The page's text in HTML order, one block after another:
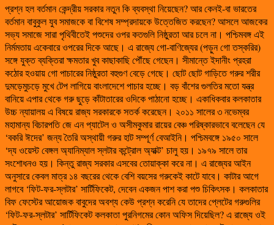
প্রশ্ন হল বর্তমান কেন্দ্রীয় সরকার নতুন কি ব্যবস্থা নিয়েছেন? আর কেনই-বা ভারতের
বর্তমান বাবুকুল যুব সমাজকে বা বিশেষ সম্প্রদায়কে উত্তেজিত করছেন? আসলে আজকের
সভ্য সমাজে সারা পৃথিবীতেই পশুদের ওপর কতগুলি নিষ্ঠুরতা আর চলে না। পশ্চিমবঙ্গ এই
নির্মমতায় একেবারে ওপরের দিকে আছে। এ রাজ্যে গো-বাণিজ্যের (পড়ুন গো তস্করির)
সঙ্গে যুক্ত ব্যক্তিরা ক্ষমতার খুব কাছাকাছি পৌঁছে গেছেন। সীমান্তে ইদানীং প্রহরা
কঠোর হওয়ায় গো পাচারের নিষ্ঠুরতা বহুগুণ বেড়ে গেছে। ছোট ছোট গাড়িতে গরুর শরীর
দুমড়েমুচড়ে মুখে টেপ লাগিয়ে বাংলাদেশে পাচার হচ্ছে। বড় বাঁশের গুলতির মতো যন্ত্র
বানিয়ে এপার থেকে গরু ছুড়ে কাঁটাতারের ওদিকে পাঠানো হচ্ছে। একাধিকবার কলকাতার
উচ্চ ন্যায়ালয় এ বিষয়ে রাজ্য সরকারকে সতর্ক করেছেন। ২০১১ সালের ৩ নভেম্বর
মহামান্য বিচারপতি জে এন প্যাটেল ও অসীমকুমার রায়ের বেঞ্চ পরিষ্কারভাবে বলেছেন যে
‘বকরি ঈদের’ জন্য তৈরি অস্থায়ী গরুর হাট সম্পূর্ণ বেআইনি। পশ্চিমবঙ্গে ১৯৫০ সালে
‘দ্য ওয়েস্ট বেঙ্গল অ্যানিম্যাল স্লটার কন্ট্রোল অ্যাক্ট’ চালু হয়। ১৯৭৯ সালে তার
সংশোধনও হয়। কিন্তু রাজ্য সরকার এসবের তোয়াক্কা করে না। এ রাজ্যের আইন
অনুসারে কেবল মাত্র ১৪ বছরের থেকে বেশি বয়সের গরুকেই কাটে যাবে। কাটার আগে
লাগবে ‘ফিট-ফর-স্লটার’ সার্টিফিকেট, দেবেন একজন পাশ করা পশু চিকিৎসক। কলকাতার
বিফ ফেস্টের আয়োজক বাবুদের অবশ্য কেউ প্রশ্ন করেনি যে তাদের প্লেটের গরুগুলির
‘ফিট-ফর-স্লটার’ সার্টিফিকেট কলকাতা পুরনিগমের কোন অফিস দিয়েছিল? এ রাজ্যে ওই